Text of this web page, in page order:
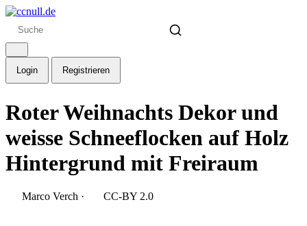
Login Registrieren
Roter Weihnachts Dekor und
weisse Schneeflocken auf Holz
Hintergrund mit Freiraum
Marco Verch · CC-BY 2.0